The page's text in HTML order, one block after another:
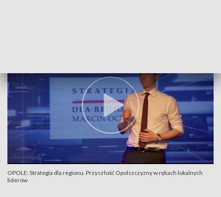
OPOLE: Strategia dla regionu. Przyszłość Opolszczyzny w rękach lokalnych
liderów